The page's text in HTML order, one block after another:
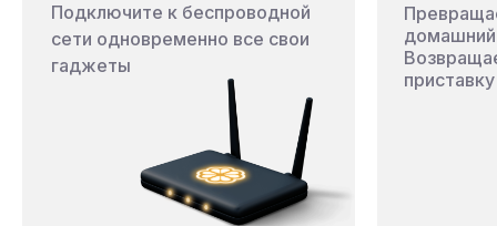
Подключите к беспроводной
сети одновременно все свои
гаджеты
домашний